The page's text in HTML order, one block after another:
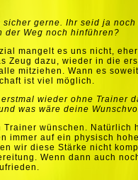
gerne. Ihr seid ja
der Weg noch hinführen?
mangelt es uns nicht,
Zeug dazu, wieder in die
mitziehen. Wann es
ist viel möglich.
wieder ohne Trainer
was wäre deine
Trainer wünschen.
immer auf ein physisch
wir diese Stärke nicht
Wenn dann auch